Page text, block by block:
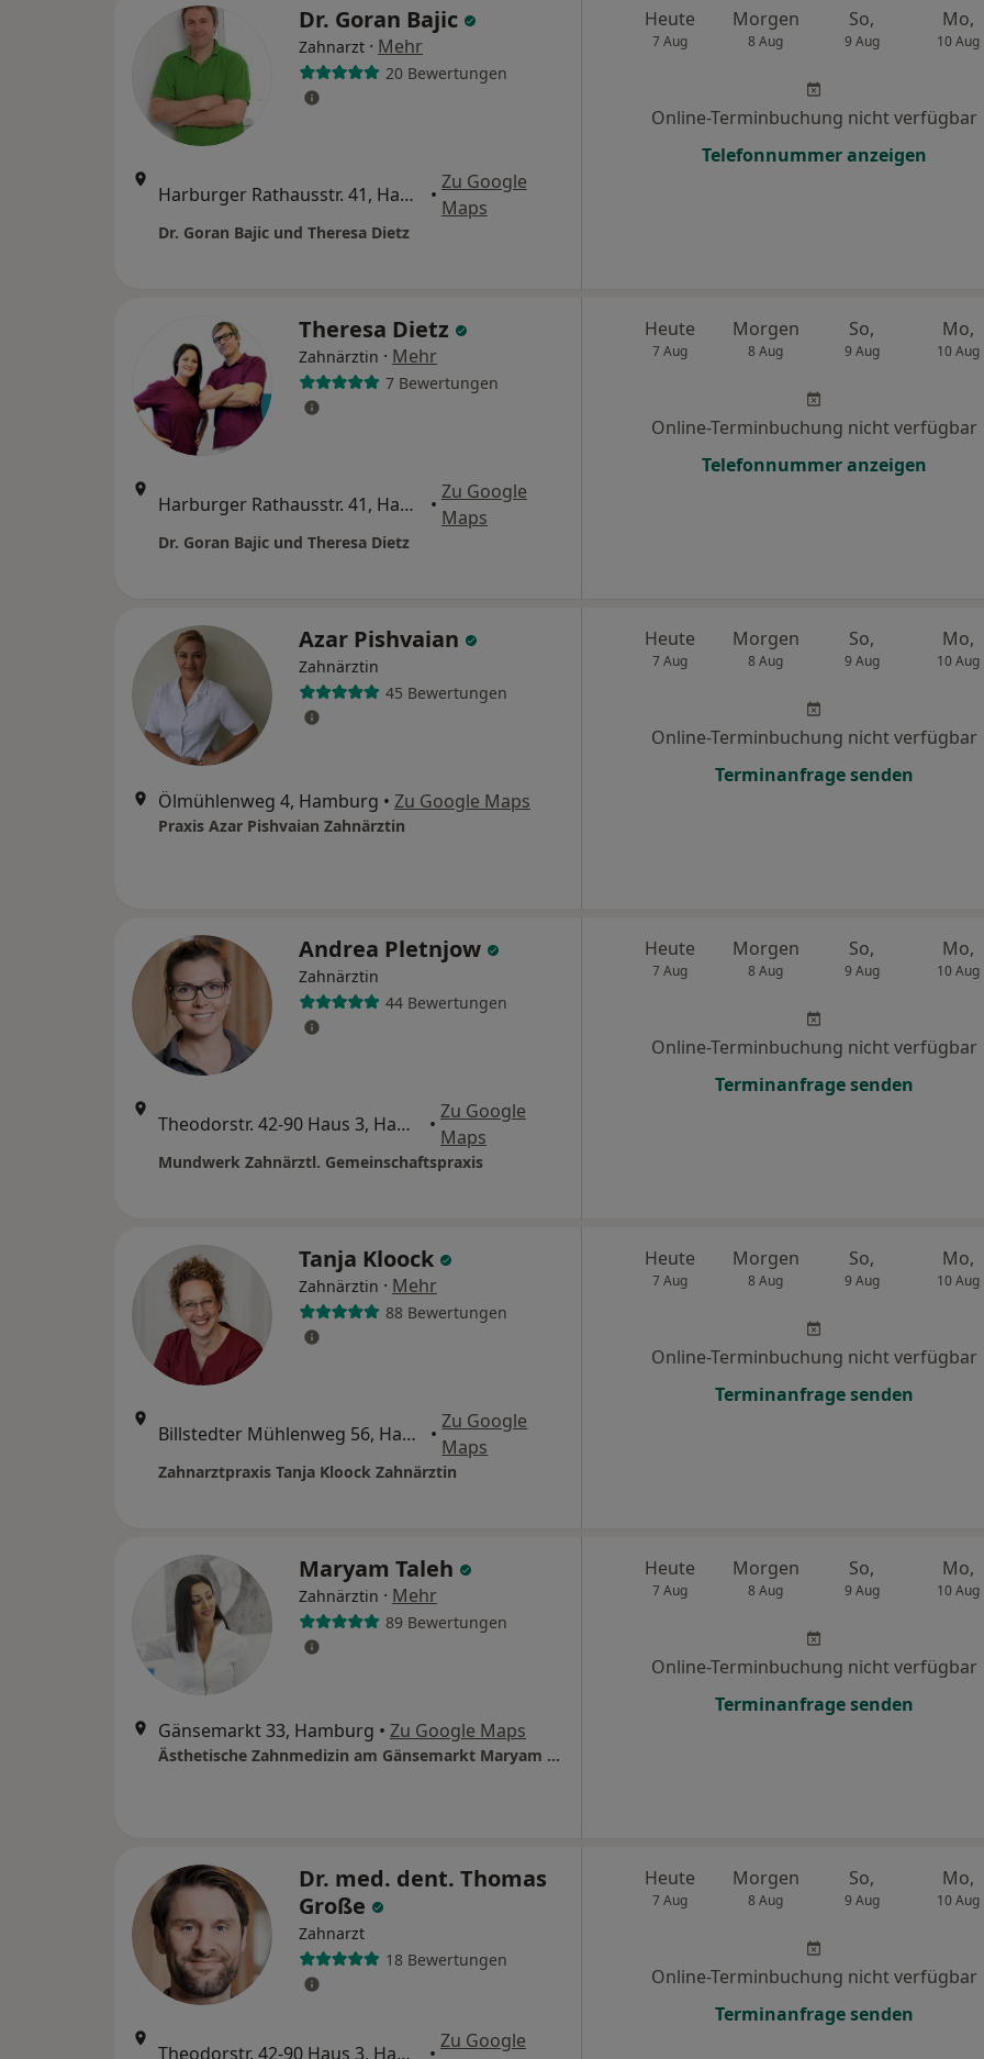
Dr. Goran Bajic
Zahnarzt · Mehr
20 Bewertungen
Harburger Rathausstr. 41, Hamburg •
Zu Google
Maps
Dr. Goran Bajic und Theresa Dietz
Heute
7 Aug
Morgen
8 Aug
So,
9 Aug
Mo,
10 Aug
Online-Terminbuchung nicht verfügbar
Telefonnummer anzeigen
Theresa Dietz
Zahnärztin · Mehr
7 Bewertungen
Harburger Rathausstr. 41, Hamburg •
Zu Google
Maps
Dr. Goran Bajic und Theresa Dietz
Heute
7 Aug
Morgen
8 Aug
So,
9 Aug
Mo,
10 Aug
Online-Terminbuchung nicht verfügbar
Telefonnummer anzeigen
Azar Pishvaian
Zahnärztin
45 Bewertungen
Ölmühlenweg 4, Hamburg • Zu Google Maps
Praxis Azar Pishvaian Zahnärztin
Heute
7 Aug
Morgen
8 Aug
So,
9 Aug
Mo,
10 Aug
Online-Terminbuchung nicht verfügbar
Terminanfrage senden
Andrea Pletnjow
Zahnärztin
44 Bewertungen
Theodorstr. 42-90 Haus 3, Hamburg •
Zu Google
Maps
Mundwerk Zahnärztl. Gemeinschaftspraxis
Heute
7 Aug
Morgen
8 Aug
So,
9 Aug
Mo,
10 Aug
Online-Terminbuchung nicht verfügbar
Terminanfrage senden
Tanja Kloock
Zahnärztin · Mehr
88 Bewertungen
Billstedter Mühlenweg 56, Hamburg •
Zu Google
Maps
Zahnarztpraxis Tanja Kloock Zahnärztin
Heute
7 Aug
Morgen
8 Aug
So,
9 Aug
Mo,
10 Aug
Online-Terminbuchung nicht verfügbar
Terminanfrage senden
Maryam Taleh
Zahnärztin · Mehr
89 Bewertungen
Gänsemarkt 33, Hamburg • Zu Google Maps
Ästhetische Zahnmedizin am Gänsemarkt Maryam Taleh
Heute
7 Aug
Morgen
8 Aug
So,
9 Aug
Mo,
10 Aug
Online-Terminbuchung nicht verfügbar
Terminanfrage senden
Dr. med. dent. Thomas
Große
Zahnarzt
18 Bewertungen
Theodorstr. 42-90 Haus 3, Hamburg •
Zu Google
Heute
7 Aug
Morgen
8 Aug
So,
9 Aug
Mo,
10 Aug
Online-Terminbuchung nicht verfügbar
Terminanfrage senden